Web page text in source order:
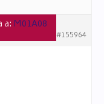
a: M01A08
#155964